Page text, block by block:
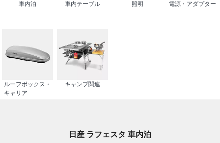
車内泊 車内テーブル 照明 電源・アダプター
ルーフボックス・
キャリア
キャンプ関連
日産 ラフェスタ 車内泊